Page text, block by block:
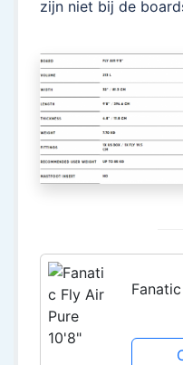
zijn niet bij de